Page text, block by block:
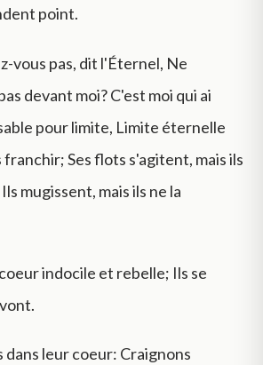
point.
vous pas, dit l'Éternel, Ne
devant moi? C'est moi qui ai
pour limite, Limite éternelle
Ses flots s'agitent, mais ils
mugissent, mais ils ne la
indocile et rebelle; Ils se
dans leur coeur: Craignons